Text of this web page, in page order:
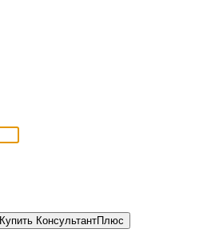
Купить КонсультантПлюс